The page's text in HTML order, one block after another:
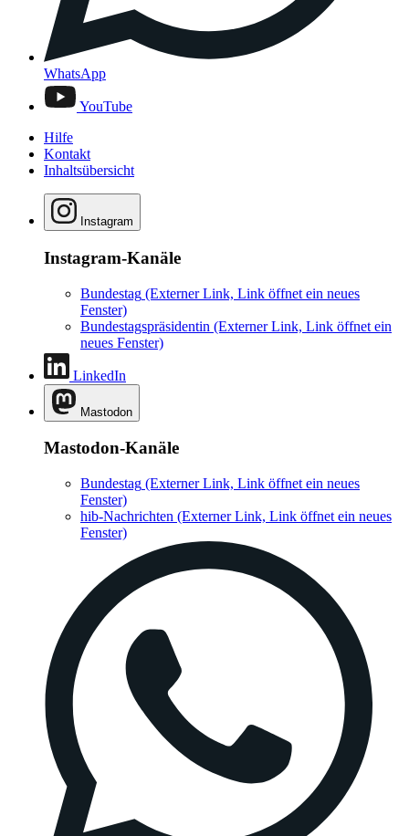
WhatsApp
YouTube
Hilfe
Kontakt
Inhaltsübersicht
Instagram
Instagram-Kanäle
Bundestag (Externer Link, Link öffnet ein neues
Fenster)
Bundestagspräsidentin (Externer Link, Link öffnet ein
neues Fenster)
LinkedIn
Mastodon
Mastodon-Kanäle
Bundestag (Externer Link, Link öffnet ein neues
Fenster)
hib-Nachrichten (Externer Link, Link öffnet ein neues
Fenster)